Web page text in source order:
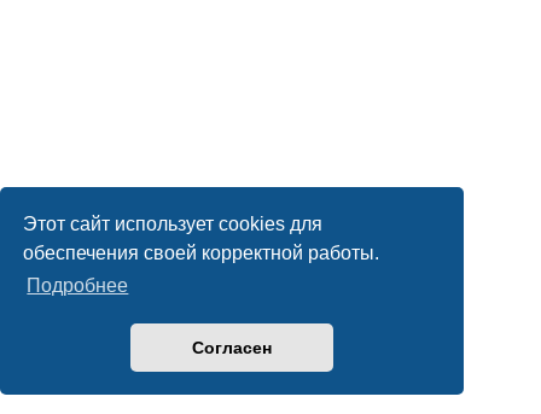
Этот сайт использует cookies для
обеспечения своей корректной работы.
Подробнее
Согласен